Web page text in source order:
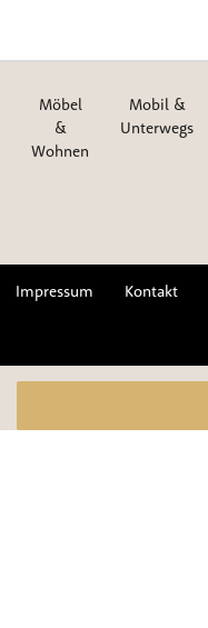
Möbel
&
Wohnen
Mobil &
Unterwegs
Impressum Kontakt